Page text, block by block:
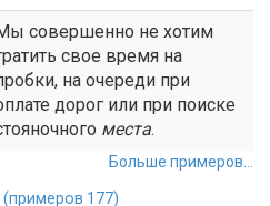
совершенно не хотим
свое время на
на очереди при
дорог или при поиске
места.
Больше примеров...
(примеров 177)